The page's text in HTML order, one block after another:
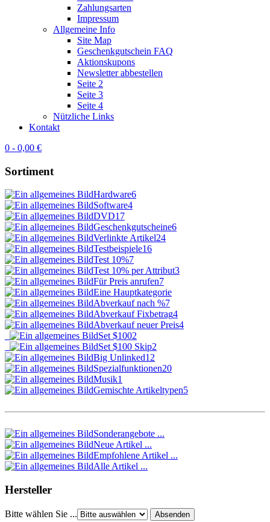
Zahlungsarten
Impressum
Allgemeine Info
Site Map
Geschenkgutschein FAQ
Aktionskupons
Newsletter abbestellen
Seite 2
Seite 3
Seite 4
Nützliche Links
Kontakt
0 - 0,00 €
Sortiment
Hardware6
Software4
DVD17
Geschenkgutscheine6
Verlinkte Artikel24
Testbeispiele16
Test 10%7
Test 10% per Attribut3
Für Preis anrufen7
Eine Hauptkategorie
Abverkauf nach %7
Abverkauf Fixbetrag4
Abverkauf neuer Preis4
Set $1002
Set $100 Skip2
Big Unlinked12
Spezialfunktionen20
Musik1
Gemischte Artikeltypen5
Sonderangebote ...
Neue Artikel ...
Empfohlene Artikel ...
Alle Artikel ...
Hersteller
Bitte wählen Sie ...